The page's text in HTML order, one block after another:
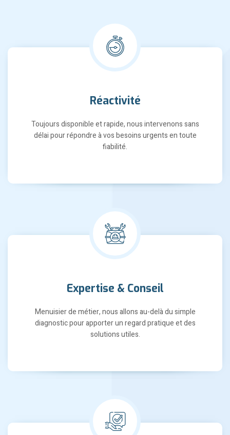
Réactivité
Toujours disponible et rapide, nous intervenons sans
délai pour répondre à vos besoins urgents en toute
fiabilité.
Expertise & Conseil
Menuisier de métier, nous allons au-delà du simple
diagnostic pour apporter un regard pratique et des
solutions utiles.